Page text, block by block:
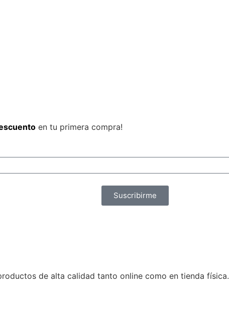
en tu primera compra!
Suscribirme
de alta calidad tanto online como en tienda física.